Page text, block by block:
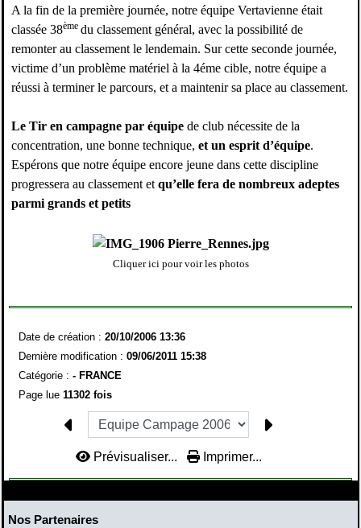
A la fin de la première journée, notre équipe Vertavienne était
classée 38ème du classement général, avec la possibilité de
remonter au classement le lendemain. Sur cette seconde journée,
victime d’un problème matériel à la 4éme cible, notre équipe a
réussi à terminer le parcours, et a maintenir sa place au classement.
Le Tir en campagne par équipede club nécessite de la
concentration, une bonne technique, et un esprit d’équipe.
Espérons que notre équipe encore jeune dans cette discipline
progressera au classement etqu’elle fera de nombreux adeptes
parmi grands et petits
Cliquer ici pour voir les photos
Date de création : 20/10/2006 13:36
Dernière modification : 09/06/2011 15:38
Catégorie : - FRANCE
Page lue 11302 fois
Prévisualiser... Imprimer...
Nos Partenaires